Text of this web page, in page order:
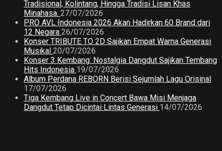
Tradisional, Kolintang, Hingga Tradisi Lisan Khas
Minahasa. 27/07/2026
PRO AVL Indonesia 2026 Akan Hadirkan 60 Brand dari
12 Negara 26/07/2026
Konser TRIBUTE TO 2D Sajikan Empat Warna Generasi
Musikal 20/07/2026
Konser 3 Kembang: Nostalgia Dangdut Sajikan Tembang
Hits Indonesia 19/07/2026
Album Perdana REBORN Berisi Sejumlah Lagu Orisinal
17/07/2026
Tiga Kembang Live in Concert Bawa Misi Menjaga
Dangdut Tetap Dicintai Lintas Generasi 14/07/2026